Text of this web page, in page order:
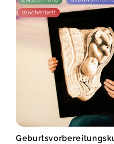
Wochenbett